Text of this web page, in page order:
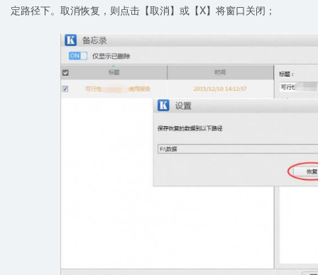
定路径下。取消恢复，则点击【取消】或【X】将窗口关闭；